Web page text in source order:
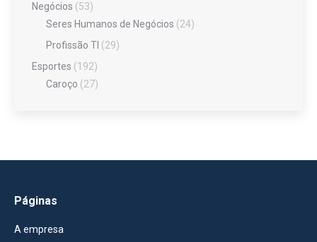
Negócios (53)
Seres Humanos de Negócios (24)
Profissão TI (29)
Esportes (192)
Caroço (27)
Páginas
A empresa